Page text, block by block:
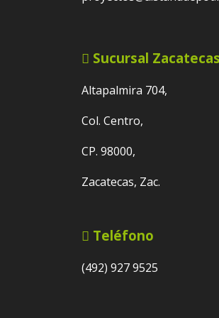
Sucursal
Altapalmira 704,
Col. Centro,
CP. 98000,
Zacatecas, Zac.
Teléfono
(492) 927 9525